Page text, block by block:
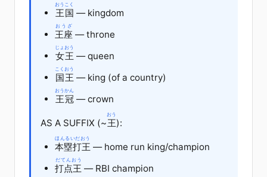
王国
おうこく
— kingdom
王座
おうざ
— throne
女王
じょおう
— queen
国王
こくおう
— king (of a country)
王冠
おうかん
— crown
AS A SUFFIX (~王
おう
):
本塁打王
ほんるいだおう
— home run king/champion
打点王
だてんおう
— RBI champion